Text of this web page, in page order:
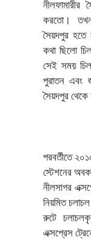
করতো। তখন
সৈয়দপুর হতে
কথা ছিলো
সেই সময়
পুরাতন এবং
সৈয়দপুর থেকে
পরবর্তীতে
স্টেশনের
নীলসাগর
নিয়মিত
রুটে
এক্সপ্রেস